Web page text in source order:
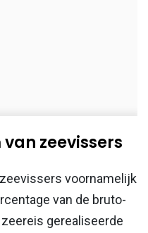
zeevissers
voornamelijk
van de bruto-
gerealiseerde